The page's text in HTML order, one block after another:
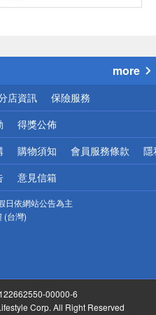
！
more
店資訊 保險服務
得獎公佈
購物須知 會員服務條款 隱
意見信箱
日依網站公告為主
(台灣)
00000-6
Corp. All Right Reserved